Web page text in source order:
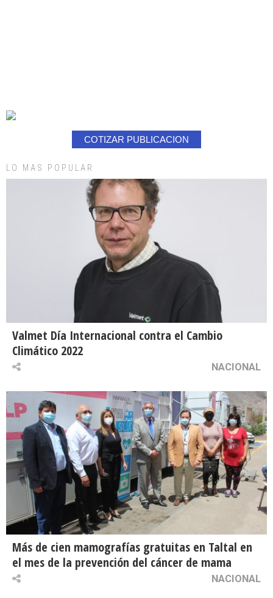
COTIZAR PUBLICACION
LO MAS POPULAR
Valmet Día Internacional contra el Cambio
Climático 2022
NACIONAL
Más de cien mamografías gratuitas en Taltal en
el mes de la prevención del cáncer de mama
NACIONAL